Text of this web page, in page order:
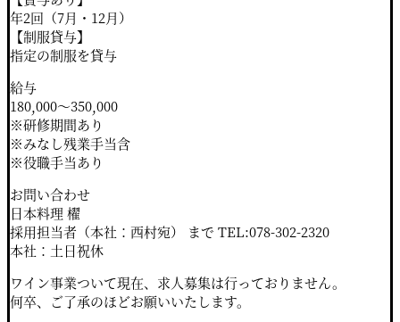
年2回（7月・12月）
【制服貸与】
指定の制服を貸与
給与
180,000～350,000
※研修期間あり
※みなし残業手当含
※役職手当あり
お問い合わせ
日本料理 櫂
採用担当者（本社：西村宛） まで TEL:078-302-2320
本社：土日祝休
ワイン事業ついて現在、求人募集は行っておりません。
何卒、ご了承のほどお願いいたします。